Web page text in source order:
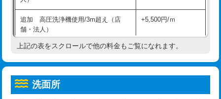
コンクリート斫り（厚さ10㎝超え）
モルタル補修（厚さ10㎝まで） 27,500円
モルタル補修（厚さ10㎝超え） 38,500円
洗面台設置 38,500円
追加人工
給水管工事※（ホール加工)
給水管工事※（バンド止め) 3,300円
給水管工事※（支持金具設置) 5,500円
給水管工事※（保温材使用（バンド止
め込み）)
5,500円
給水管工事※（土の掘削・埋め戻し作
11,000円
追加 高圧洗浄機使用/3m超え（店
舗・法人）
+5,500円/ｍ
高度高圧洗浄換 現地調査
トーラー機使用/3mまで
上記の表をスクロールで他の料金もご覧になれます。
洗面所